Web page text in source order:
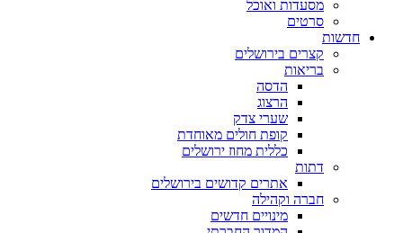
מסעדות ואוכל
סרטים
חדשות
קצרים בירושלים
בריאות
הדסה
הרצוג
שערי צדק
קופת חולים מאוחדת
כללית מחוז ירושלים
דתות
אתרים קדושים בירושלים
חברה וקהילה
מינויים חדשים